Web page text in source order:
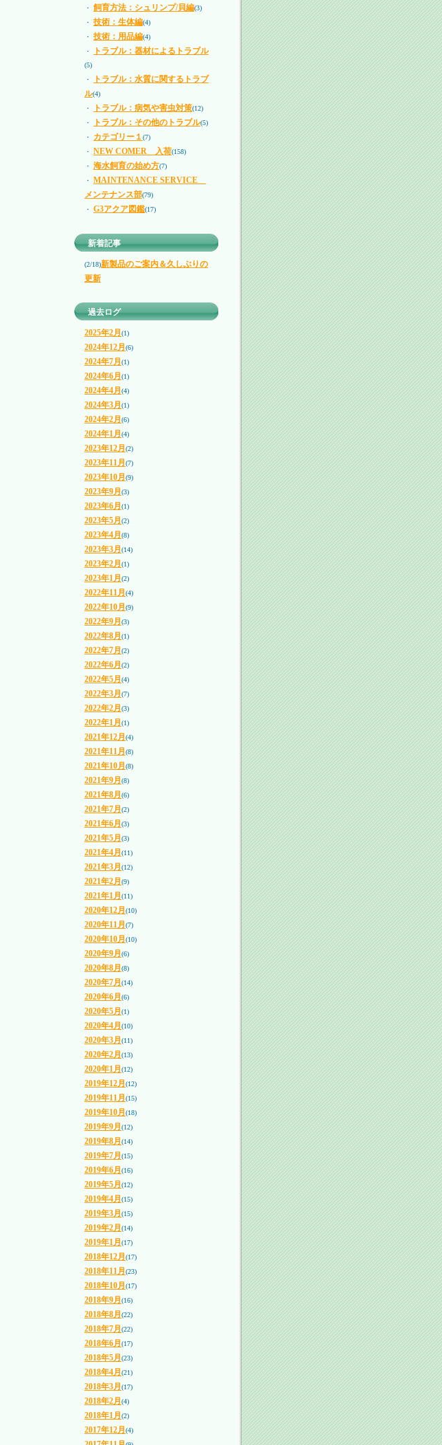
・ 飼育方法：シュリンプ/貝編(3)
・ 技術：生体編(4)
・ 技術：用品編(4)
・
トラブル：器材によるトラブル
(5)
・
トラブル：水質に関するトラブ
ル(4)
・
トラブル：病気や害虫対策(12)
・
トラブル：その他のトラブル(5)
・ カテゴリー１(7)
・ NEW COMER 入荷(158)
・ 海水飼育の始め方(7)
・ MAINTENANCE SERVICE
メンテナンス部(79)
・ G3アクア図鑑(17)
新着記事
(2/18)新製品のご案内＆久しぶりの
更新
過去ログ
2025年2月 (1)
2024年12月 (6)
2024年7月 (1)
2024年6月 (1)
2024年4月 (4)
2024年3月 (1)
2024年2月 (6)
2024年1月 (4)
2023年12月 (2)
2023年11月 (7)
2023年10月 (9)
2023年9月 (3)
2023年6月 (1)
2023年5月 (2)
2023年4月 (8)
2023年3月 (14)
2023年2月 (1)
2023年1月 (2)
2022年11月 (4)
2022年10月 (9)
2022年9月 (3)
2022年8月 (1)
2022年7月 (2)
2022年6月 (2)
2022年5月 (4)
2022年3月 (7)
2022年2月 (3)
2022年1月 (1)
2021年12月 (4)
2021年11月 (8)
2021年10月 (8)
2021年9月 (8)
2021年8月 (6)
2021年7月 (2)
2021年6月 (3)
2021年5月 (3)
2021年4月 (11)
2021年3月 (12)
2021年2月 (9)
2021年1月 (11)
2020年12月 (10)
2020年11月 (7)
2020年10月 (10)
2020年9月 (6)
2020年8月 (8)
2020年7月 (14)
2020年6月 (6)
2020年5月 (1)
2020年4月 (10)
2020年3月 (11)
2020年2月 (13)
2020年1月 (12)
2019年12月 (12)
2019年11月 (15)
2019年10月 (18)
2019年9月 (12)
2019年8月 (14)
2019年7月 (15)
2019年6月 (16)
2019年5月 (12)
2019年4月 (15)
2019年3月 (15)
2019年2月 (14)
2019年1月 (17)
2018年12月 (17)
2018年11月 (23)
2018年10月 (17)
2018年9月 (16)
2018年8月 (22)
2018年7月 (22)
2018年6月 (17)
2018年5月 (23)
2018年4月 (21)
2018年3月 (17)
2018年2月 (4)
2018年1月 (2)
2017年12月 (4)